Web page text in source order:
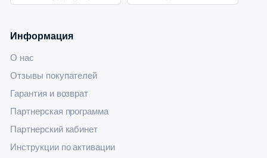
Информация
О нас
Отзывы покупателей
Гарантия и возврат
Партнерская программа
Партнерский кабинет
Инструкции по активации